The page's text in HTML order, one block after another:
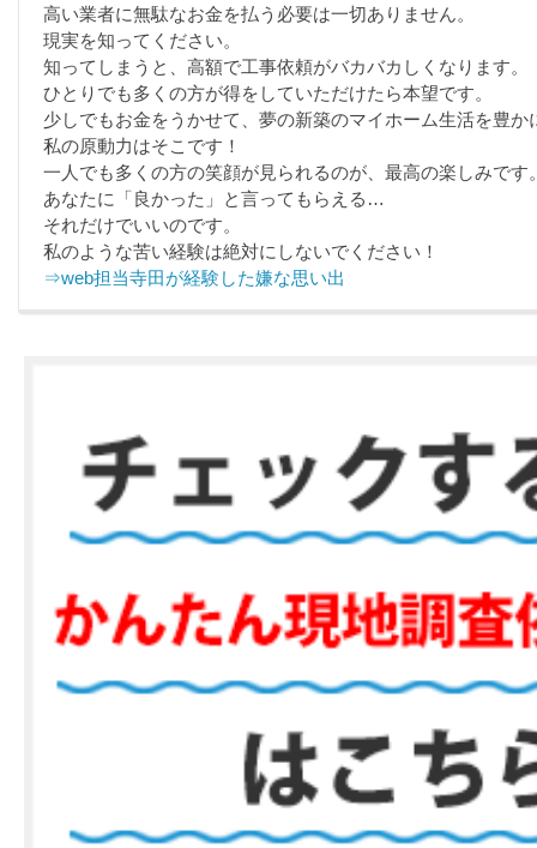
高い業者に無駄なお金を払う必要は一切ありません。
現実を知ってください。
知ってしまうと、高額で工事依頼がバカバカしくなります。
ひとりでも多くの方が得をしていただけたら本望です。
少しでもお金をうかせて、夢の新築のマイホーム生活を豊
私の原動力はそこです！
一人でも多くの方の笑顔が見られるのが、最高の楽しみです
あなたに「良かった」と言ってもらえる…
それだけでいいのです。
私のような苦い経験は絶対にしないでください！
⇒web担当寺田が経験した嫌な思い出